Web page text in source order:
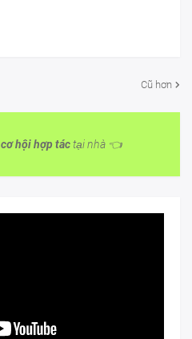
Cũ hơn
cơ hội hợp táctại nhà 👈